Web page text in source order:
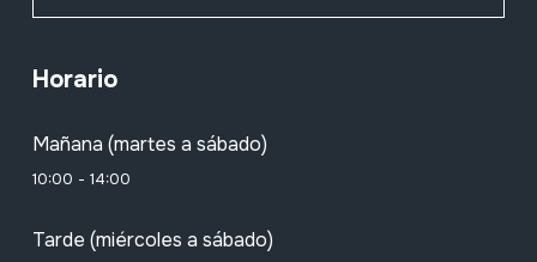
Horario
Mañana (martes a sábado)
10:00 - 14:00
Tarde (miércoles a sábado)